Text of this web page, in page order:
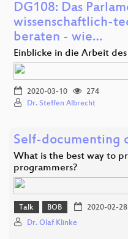
DG108: Das
wissenschaftlich-
beraten - wie…
Einblicke in die Arbeit
2020-03-10
274
Dr. Steffen Albrecht
Self-documenting
What is the best way to
programmers?
Talk BOB 2020-02-28
Dr. Olaf Klinke